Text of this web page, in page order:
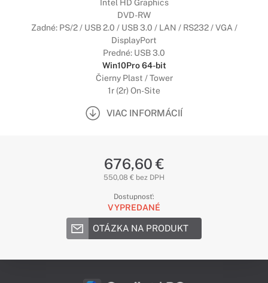
Intel HD Graphics
DVD-RW
Zadné: PS/2 / USB 2.0 / USB 3.0 / LAN / RS232 / VGA /
DisplayPort
Predné: USB 3.0
Win10Pro 64-bit
Čierny Plast / Tower
1r (2r) On-Site
VIAC INFORMÁCIÍ
676,60 €
550,08 € bez DPH
Dostupnosť:
VYPREDANÉ
OTÁZKA NA PRODUKT